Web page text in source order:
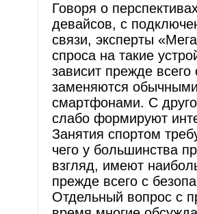
Говоря о
девайсов, с
связи, эксперты
спроса на такие
зависит прежде
заменяются
смартфонами. С
слабо формируют
Занятия спортом
чего у большинства
взгляд, имеют
прежде всего с
Отдельный вопрос с